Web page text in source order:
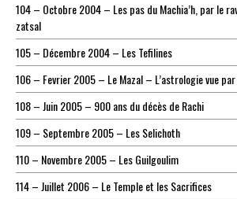
104 – Octobre 2004 – Les pas du Machia’h, par le
zatsal
105 – Décembre 2004 – Les Tefilines
106 – Fevrier 2005 – Le Mazal – L’astrologie vue
108 – Juin 2005 – 900 ans du décès de Rachi
109 – Septembre 2005 – Les Selichoth
110 – Novembre 2005 – Les Guilgoulim
114 – Juillet 2006 – Le Temple et les Sacrifices